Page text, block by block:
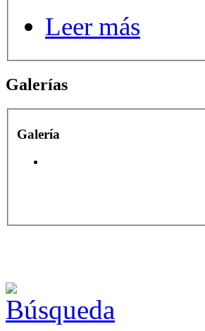
Leer más
Galerías
Galería